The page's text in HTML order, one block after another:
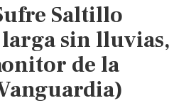
en
pública
de
Saltillo
(Milenio)
Saltillo
larga sin lluvias,
de la